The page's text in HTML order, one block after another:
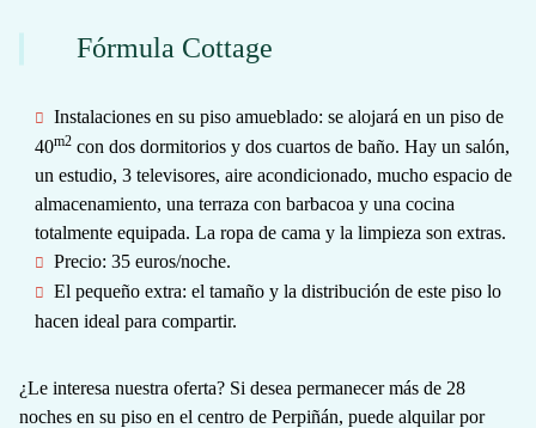
Fórmula Cottage
Instalaciones en su piso amueblado: se alojará en un piso de
40m2con dos dormitorios y dos cuartos de baño. Hay un salón,
un estudio, 3 televisores, aire acondicionado, mucho espacio de
almacenamiento, una terraza con barbacoa y una cocina
totalmente equipada. La ropa de cama y la limpieza son extras.
Precio: 35 euros/noche.
El pequeño extra: el tamaño y la distribución de este piso lo
hacen ideal para compartir.
¿Le interesa nuestra oferta? Si desea permanecer más de 28
noches en su piso en el centro de Perpiñán, puede alquilar por